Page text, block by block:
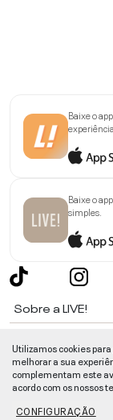
Baixe o app
Baixe o app
simples.
Sobre a LIVE!
Informações
Utilizamos cookies
melhorar a sua
complementam este
acordo com os nossos
CONFIGURAÇÃO